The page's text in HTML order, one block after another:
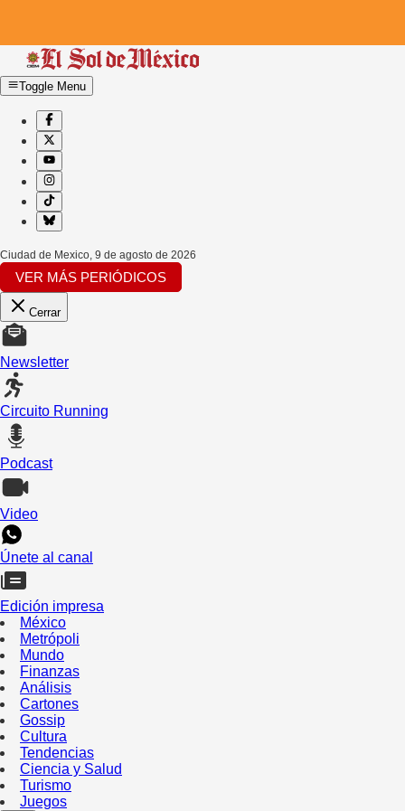
Toggle Menu
Ciudad de Mexico, 9 de agosto de 2026
VER MÁS PERIÓDICOS
Cerrar
Newsletter
Circuito Running
Podcast
Video
Únete al canal
Edición impresa
México
Metrópoli
Mundo
Finanzas
Análisis
Cartones
Gossip
Cultura
Tendencias
Ciencia y Salud
Turismo
Juegos